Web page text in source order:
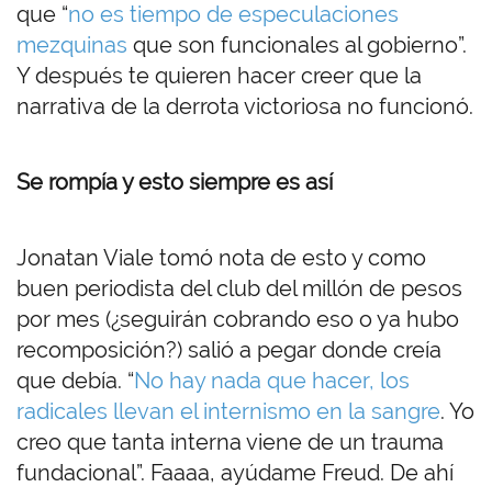
que “no es tiempo de especulaciones
mezquinas que son funcionales al gobierno”.
Y después te quieren hacer creer que la
narrativa de la derrota victoriosa no funcionó.
Se rompía y esto siempre es así
Jonatan Viale tomó nota de esto y como
buen periodista del club del millón de pesos
por mes (¿seguirán cobrando eso o ya hubo
recomposición?) salió a pegar donde creía
que debía. “No hay nada que hacer, los
radicales llevan el internismo en la sangre. Yo
creo que tanta interna viene de un trauma
fundacional”. Faaaa, ayúdame Freud. De ahí